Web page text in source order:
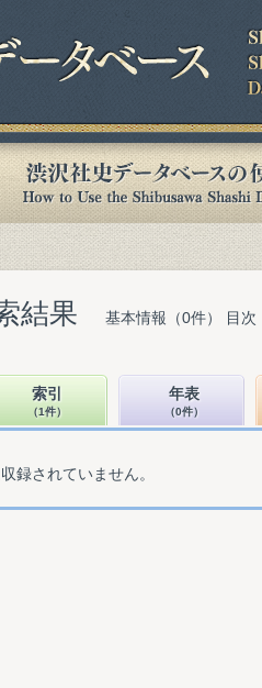
結果 基本情報（0件） 目次
索引
（1件）
年表
（0件）
録されていません。